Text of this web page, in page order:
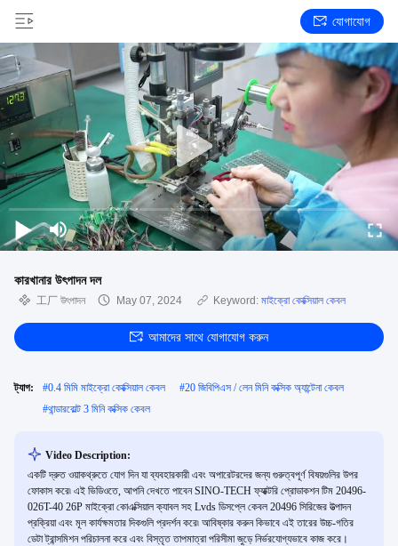
যোগাযোগ
কারখানার উৎপাদন দল
工厂 উৎপাদন May 07, 2024 Keyword: মাইক্রো কোক্সিয়াল কেবল
আমাদের সাথে যোগাযোগ করুন
ট্যাগ: #0.4 মিমি মাইক্রো কোক্সিয়াল কেবল #20 জিবিপিএস / লেন মিনি কক্সিক অ্যান্টেনা কেবল
#থান্ডারবোল্ট 3 মিনি কক্সিক কেবল
Video Description:
একটি দ্রুত ওয়াকথ্রুতে যোগ দিন যা ব্যবহারকারী এবং অপারেটরদের জন্য গুরুত্বপূর্ণ বিষয়গুলির উপর
ফোকাস করে৷ এই ভিডিওতে, আপনি দেখতে পাবেন SINO-TECH ফ্যাক্টরি প্রোডাকশন টিম 20496-
026T-40 26P মাইক্রো কোএক্সিয়াল ক্যাবল সহ Lvds ডিসপ্লে কেবল 20496 সিরিজের উত্পাদন
প্রক্রিয়া এবং মূল কার্যক্ষমতার দিকগুলি প্রদর্শন করে৷ আবিষ্কার করুন কিভাবে এই তারের উচ্চ-গতির
ডেটা ট্রান্সমিশন পরিচালনা করে এবং বিস্তৃত তাপমাত্রা পরিসীমা জুড়ে নির্ভরযোগ্যভাবে কাজ করে।